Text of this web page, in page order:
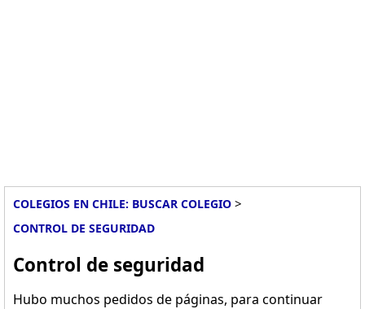
COLEGIOS EN CHILE: BUSCAR COLEGIO >
CONTROL DE SEGURIDAD
Control de seguridad
Hubo muchos pedidos de páginas, para continuar